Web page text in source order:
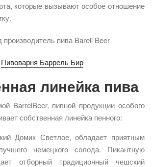
которые вызывают особое отношение
Пивоварня Баррель Бир
линейка пива
BarrelBeer, пивной продукции особого
собственная линейка пенного:
Домик Светлое, обладает приятным
немецкого солода. Пикантную
отборный традиционный чешский